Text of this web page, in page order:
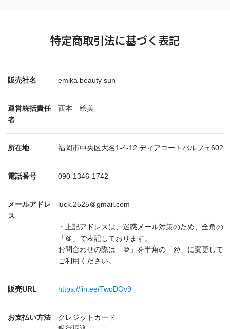
特定商取引法に基づく表記
販売社名 emika beauty sun
運営統括責任
者
西本 絵美
所在地 福岡市中央区大名1-4-12 ディアコートパルフェ602
電話番号 090-1346-1742
メールアドレ
ス
luck.2525＠gmail.com
・上記アドレスは、迷惑メール対策のため、全角の
「＠」で表記しております。
お問合わせの際は「＠」を半角の「@」に変更して
ご利用ください。
販売URL https://lin.ee/TwoDOv9
お支払い方法
クレジットカード